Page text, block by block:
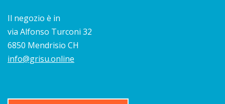
Il negozio è in
via Alfonso Turconi 32
6850 Mendrisio CH
info@grisu.online